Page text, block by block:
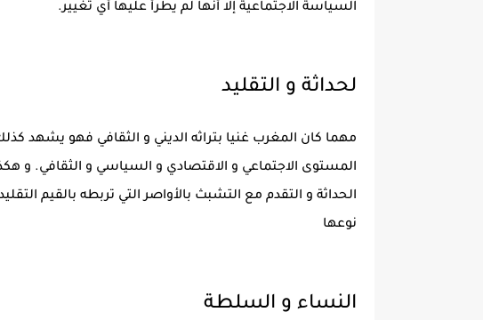
السياسة الاجتماعية إلا أنها لم يطرأ عليها أي تغيير.
لحداثة و التقليد
مهما كان المغرب غنيا بتراثه الديني و الثقافي فهو يشهد
المستوى الاجتماعي و الاقتصادي و السياسي و الثقافي. و
الحداثة و التقدم مع التشبث بالأواصر التي تربطه بالقيم
نوعها
النساء و السلطة